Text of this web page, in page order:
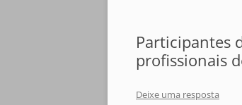
Participantes
profissionais
Deixe uma resposta